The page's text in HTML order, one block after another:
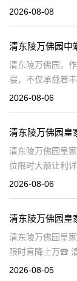
838-5063清东陵
2026-08-08
清东陵万佛园，
寝，不仅承载着
们缅怀先人、寄
清
2026-08-06
清东陵万佛园皇
位限时大额让利
838-5063清东陵
2026-08-06
清东陵万佛园皇
限时直降上万☎
5063清东陵万佛
2026-08-05